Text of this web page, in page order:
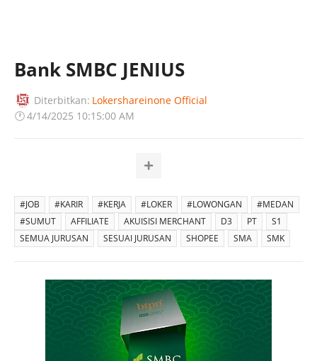
Bank SMBC JENIUS
Diterbitkan: Lokershareinone Official
🕐4/14/2025 10:15:00 AM
#JOB #KARIR #KERJA #LOKER #LOWONGAN
#MEDAN
#SUMUT
AFFILIATE AKUISISI MERCHANT D3 PT
S1
SEMUA JURUSAN
SESUAI JURUSAN SHOPEE SMA SMK